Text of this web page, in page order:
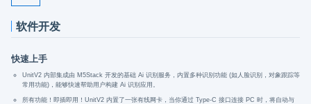
软件开发
快速上手
UnitV2 内部集成由 M5Stack 开发的基础 Ai 识别服务，内置多种识别功能 (如人脸识别，对象跟踪等
常用功能)，能够快速帮助用户构建 Ai 识别应用。
所有功能！即插即用！UnitV2 内置了一张有线网卡，当你通过 Type-C 接口连接 PC 时，将自动与